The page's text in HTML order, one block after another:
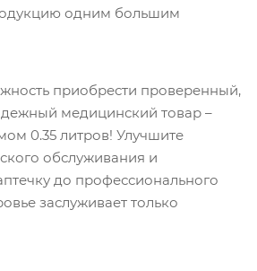
одним большим
приобрести проверенный,
медицинский товар –
0.35 литров! Улучшите
обслуживания и
до профессионального
заслуживает только